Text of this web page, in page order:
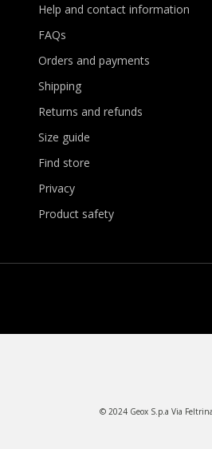
Help and contact information
FAQs
Orders and payments
Shipping
Returns and refunds
Size guide
Find store
Privacy
Product safety
© 2024 Geox S.p.a Via